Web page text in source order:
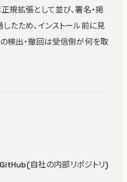
規拡張として並び、署名・掲
たため、インストール前に見
検出・撤回は受信側が何を取
自社の内部リポジトリ)